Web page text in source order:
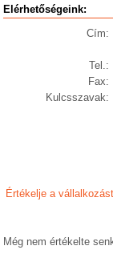
Elérhetőségeink:
Cím:
Tel.:
Fax:
Kulcsszavak:
Értékelje a
Még nem értékelte